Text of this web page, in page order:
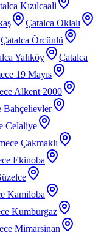
Kızılcaali
Çatalca Oklalı
Çatalca Örcünlü
Yalıköy
Çatalca
19 Mayıs
Alkent 2000
Bahçelievler
Celaliye
Çakmaklı
Ekinoba
Kamiloba
Kumburgaz
Mimarsinan